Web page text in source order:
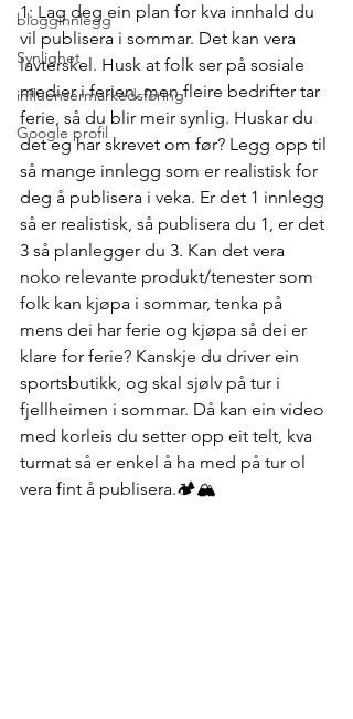
blogginnlegg
Synlighet
influensermarkedsføring
Google profil
1: Lag deg ein plan for kva innhald du
vil publisera i sommar. Det kan vera
lavterskel. Husk at folk ser på sosiale
medier i ferien, men fleire bedrifter tar
ferie, så du blir meir synlig. Huskar du
det eg har skrevet om før? Legg opp til
så mange innlegg som er realistisk for
deg å publisera i veka. Er det 1 innlegg
så er realistisk, så publisera du 1, er det
3 så planlegger du 3. Kan det vera
noko relevante produkt/tenester som
folk kan kjøpa i sommar, tenka på
mens dei har ferie og kjøpa så dei er
klare for ferie? Kanskje du driver ein
sportsbutikk, og skal sjølv på tur i
fjellheimen i sommar. Då kan ein video
med korleis du setter opp eit telt, kva
turmat så er enkel å ha med på tur ol
vera fint å publisera.🏕️🏔️